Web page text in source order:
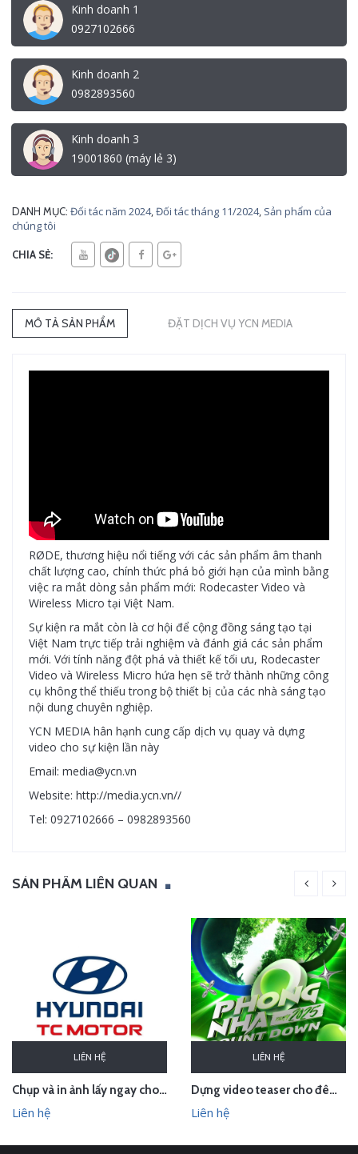
Kinh doanh 1
0927102666
Kinh doanh 2
0982893560
Kinh doanh 3
19001860 (máy lẻ 3)
DANH MỤC: Đối tác năm 2024, Đối tác tháng 11/2024, Sản phẩm của
chúng tôi
CHIA SẺ:
MÔ TẢ SẢN PHẨM ĐẶT DỊCH VỤ YCN MEDIA
RØDE, thương hiệu nổi tiếng với các sản phẩm âm thanh
chất lượng cao, chính thức phá bỏ giới hạn của mình bằng
việc ra mắt dòng sản phẩm mới: Rodecaster Video và
Wireless Micro tại Việt Nam.
Sự kiện ra mắt còn là cơ hội để cộng đồng sáng tạo tại
Việt Nam trực tiếp trải nghiệm và đánh giá các sản phẩm
mới. Với tính năng đột phá và thiết kế tối ưu, Rodecaster
Video và Wireless Micro hứa hẹn sẽ trở thành những công
cụ không thể thiếu trong bộ thiết bị của các nhà sáng tạo
nội dung chuyên nghiệp.
YCN MEDIA hân hạnh cung cấp dịch vụ quay và dựng
video cho sự kiện lần này
Email: media@ycn.vn
Website: http://media.ycn.vn//
Tel: 0927102666 – 0982893560
SẢN PHẨM LIÊN QUAN
LIÊN HỆ
Chụp và in ảnh lấy ngay cho Huyndai Lam Kinh
Liên hệ
LIÊN HỆ
Dựng video teaser cho đêm countdown tại Phong Nha - Quảng Bình
Liên hệ